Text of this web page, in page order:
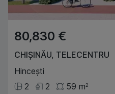
80,830 €
CHIȘINĂU, TELECENTRU
Hincești
2
2 59 m2